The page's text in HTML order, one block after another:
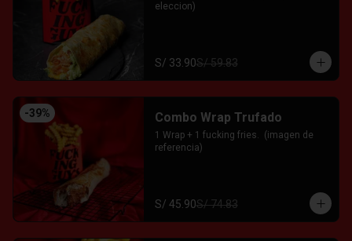
eleccion)
S/ 33.90S/ 59.83
-39% Combo Wrap Trufado
1 Wrap + 1 fucking fries.  (imagen de
referencia)
S/ 45.90S/ 74.83